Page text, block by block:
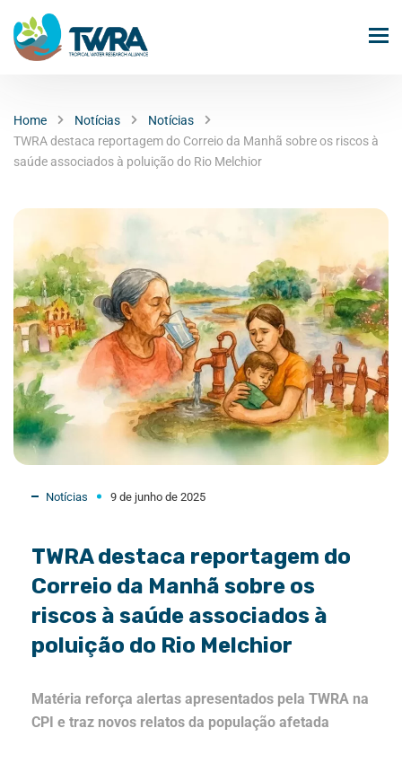
Home Notícias
Notícias
TWRA destaca reportagem do Correio da Manhã sobre os riscos à
saúde associados à poluição do Rio Melchior
Notícias 9 de junho de 2025
TWRA destaca reportagem do
Correio da Manhã sobre os
riscos à saúde associados à
poluição do Rio Melchior
Matéria reforça alertas apresentados pela TWRA na
CPI e traz novos relatos da população afetada